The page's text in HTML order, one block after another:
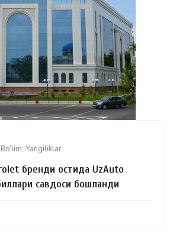
Bo'lim: Yangiliklar
бренди остида UzAuto
савдоси бошланди